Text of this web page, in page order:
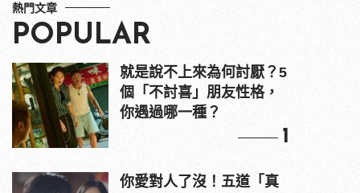
熱門文章
POPULAR
就是說不上來為何討厭？5
個「不討喜」朋友性格，
你遇過哪一種？
1
你愛對人了沒！五道「真